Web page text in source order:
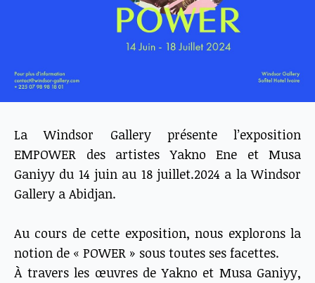
La Windsor Gallery présente l’exposition
EMPOWER des artistes Yakno Ene et Musa
Ganiyy du 14 juin au 18 juillet.2024 a la Windsor
Gallery a Abidjan.
Au cours de cette exposition, nous explorons la
notion de « POWER » sous toutes ses facettes.
À travers les œuvres de Yakno et Musa Ganiyy,